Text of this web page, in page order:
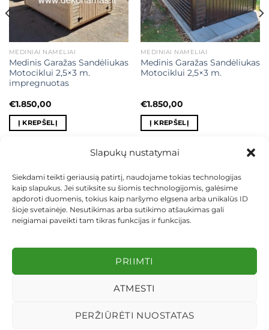
Slapukų nustatymai
Siekdami teikti geriausią patirtį, naudojame tokias technologijas
kaip slapukus. Jei sutiksite su šiomis technologijomis, galėsime
apdoroti duomenis, tokius kaip naršymo elgsena arba unikalūs ID
šioje svetainėje. Nesutikimas arba sutikimo atšaukimas gali
neigiamai paveikti tam tikras funkcijas ir funkcijas.
PRIIMTI
ATMESTI
PERŽIŪRĖTI NUOSTATAS
MEDINIAI NAMELIAI
Medinis Garažas Sandėliukas
Motociklui 2,5×3 m.
impregnuotas
€1.850,00
Į KREPŠELĮ
MEDINIAI NAMELIAI
Medinis Garažas Sandėliukas
Motociklui 2,5×3 m.
€1.850,00
Į KREPŠELĮ
KONTAKTAI
INDIVIDUALŪS PROJEKTAI
MOKĖJIMAS LIZINGU
PIRKIMO TAISYKLĖS
PRISTATYMAS
KEITIMAS IR GRĄŽINIMAS
PRIVATUMO POLITIKA